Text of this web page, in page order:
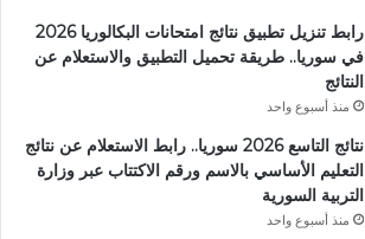
رابط تنزيل تطبيق نتائج امتحانات البكالوريا 2026
في سوريا.. طريقة تحميل التطبيق والاستعلام عن
النتائج
منذ أسبوع واحد
نتائج التاسع 2026 سوريا.. رابط الاستعلام عن نتائج
التعليم الأساسي بالاسم ورقم الاكتتاب عبر وزارة
التربية السورية
منذ أسبوع واحد